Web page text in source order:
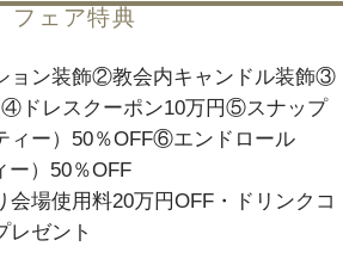
ズご検討の方はこちら
ーご利用の方はこちら
オンライン相談
フェア特典
ョン装飾②教会内キャンドル装飾③
④ドレスクーポン10万円⑤スナップ
ィー）50％OFF⑥エンドロール
ー）50％OFF
会場使用料20万円OFF・ドリンクコ
レゼント